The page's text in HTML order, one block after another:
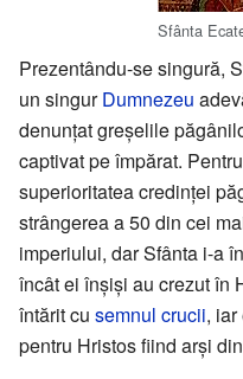
Sfânta
Prezentându-se singură,
un singurDumnezeu
denunțat greșelile
captivat pe împărat.
superioritatea credinței
strângerea a 50 din cei
imperiului, dar Sfânta i-a
încât ei înșiși au crezut în
întărit cu semnul crucii,
pentru Hristos fiind arși